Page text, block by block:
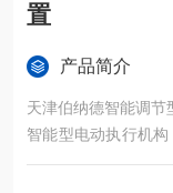
置
产品简介
天津伯纳德智能调节
智能型电动执行机
采集控制单元，对各